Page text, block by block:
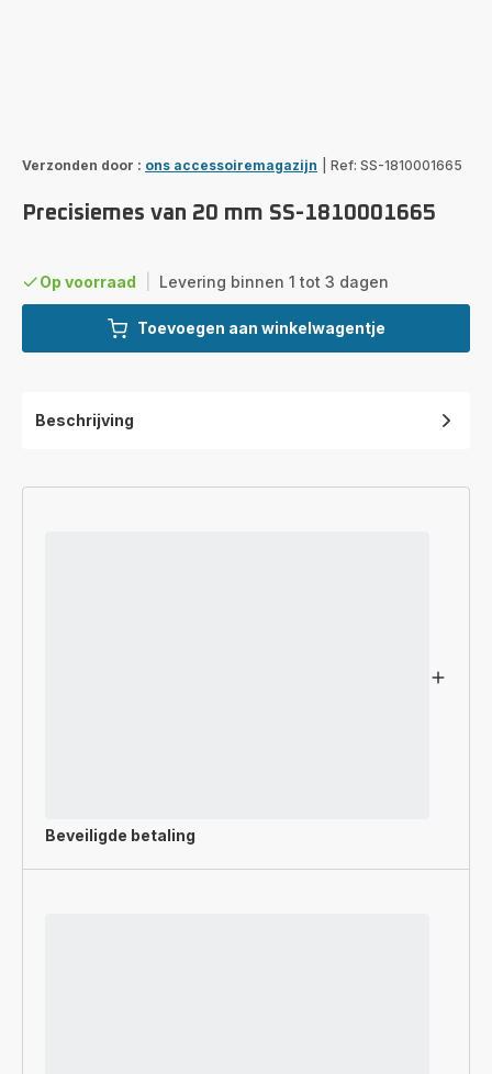
Verzonden door : ons accessoiremagazijn Ref: SS-1810001665
Precisiemes van 20 mm SS-1810001665
Op voorraad Levering binnen 1 tot 3 dagen
Toevoegen aan winkelwagentje
Beschrijving
Beveiligde betaling